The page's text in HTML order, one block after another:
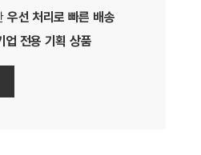
우선 처리로 빠른 배송
업 전용 기획 상품